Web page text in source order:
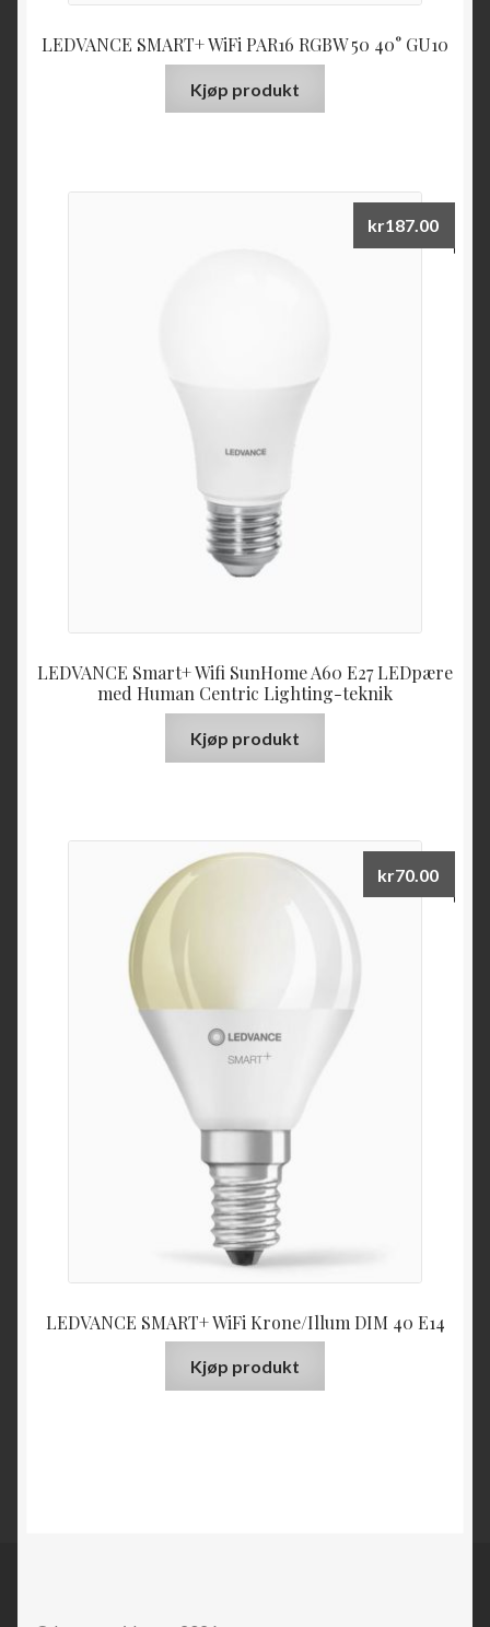
LEDVANCE SMART+ WiFi PAR16 RGBW 50 40° GU10
Kjøp produkt
LEDVANCE Smart+ Wifi SunHome A60 E27 LEDpære
med Human Centric Lighting-teknik
kr187.00
Kjøp produkt
LEDVANCE SMART+ WiFi Krone/Illum DIM 40 E14
kr70.00
Kjøp produkt